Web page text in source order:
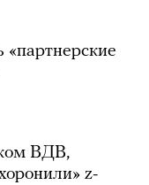
«партнерские
ВДВ,
z-